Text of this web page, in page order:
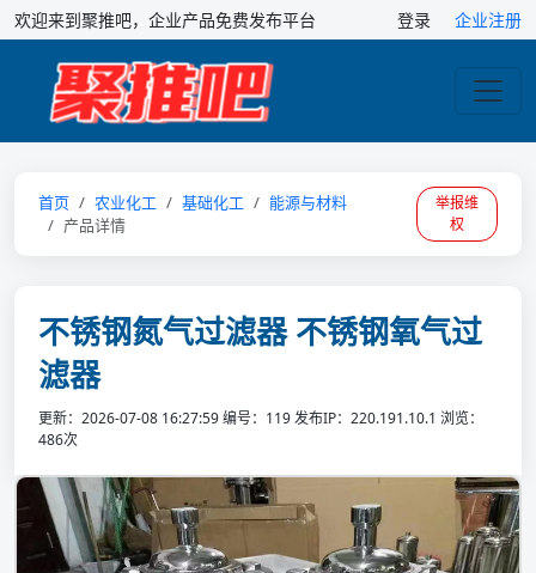
欢迎来到聚推吧，企业产品免费发布平台 登录 企业注册
首页 农业化工 基础化工
能源与材料
产品详情
举报维
权
不锈钢氮气过滤器 不锈钢氧气过
滤器
更新：2026-07-08 16:27:59编号：119发布IP：220.191.10.1 浏览：
486次